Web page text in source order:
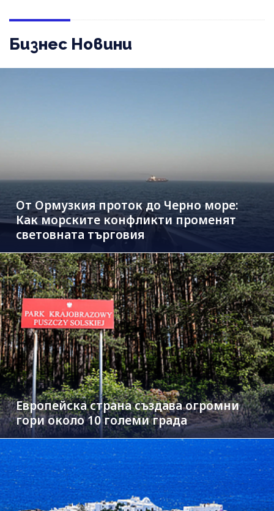
Бизнес Новини
От Ормузкия проток до Черно море:
Как морските конфликти променят
световната търговия
Европейска страна създава огромни
гори около 10 големи града